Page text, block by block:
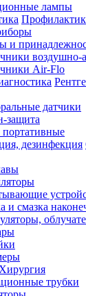
лампы
и
воздушно-
Air-Flo
датчики
защита
и смазка
Хирургия
трубки